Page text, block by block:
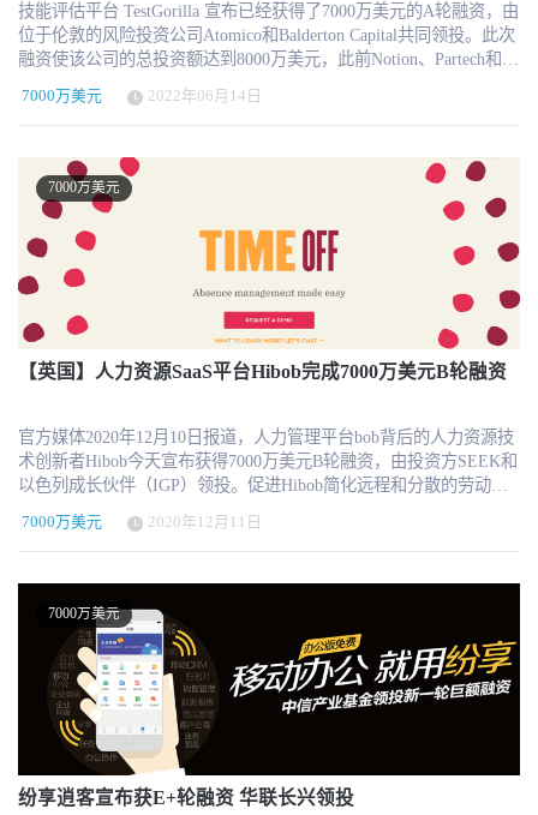
变员工的工作体验，良好的员工体验对于任何专注于业务增长的公
司来说都是至关重要的。" Norwest Venture Partners的管理合伙人和
Simpplr董事会成员Promod Haque说："随着企业越来越重视数字员工
体验，Simpplr的平台通过实时的人员洞察力和个性化的体验帮助企
化内容。Simpplr 每次都能在正确的上下文中学习并适应员工使用内
容。 以前所未有的方式了解您的员工。Simpplr AI能够提供有关员
工的热门话题、员工情绪的实时洞察，帮助改进整个组织的决策。
尽可能消除管理任务。Simpplr AI 可自动执行内容审核和整理、主
题建议和语言本地化等操作，以提高组织运营效率。 认识团队核心
成员 关于Simppl Simpplr将员工体验提升到了前所未有的水平。该平
台一直在利用人工智能技术学习如何提高每位员工的创新性和参与
度，让领导者更有信心地做出明智的决策。
技能评估平台 TestGorilla 宣布已经获得了7000万美元的A轮融资，由
位于伦敦的风险投资公司Atomico和Balderton Capital共同领投。此次
融资使该公司的总投资额达到8000万美元，此前Notion、Partech和
CapitalT也曾投资过该公司。Atomico的Luca Eisenstecken和Balderton
Capital的James Wise将加入董事会，作为本轮投资的一部分。
TestGorilla自2020年夏天推出以来，不到两年的时间，已经吸引了
5300多名客户。其中包括索尼、百事可乐、贝恩公司、Revolut、甲
骨文、H&M和英国国家卫生局。全球最大的软件市场G2最近将
TestGorilla列入其著名的2022年增长最快的五大软件产品名单。
TestGorilla由连续创业者Wouter Durville和前贝恩公司合伙人Otto
Verhage创立，通过让企业在候选人申请公开职位时立即使用技能评
估，使招聘过程更加公平、高效和数据驱动。 取代简历等老式方法
"在招聘过程中，招聘经理往往需要花几个小时来筛选不可靠、不完
整、主观的简历，"Durville说，"通过用220多个经过科学验证的测试
来取代简历，我们的平台有助于消除招聘偏见，创造一个公平的竞
争环境，让每个候选人都能在平等的条件下竞争。" TestGorilla在基
能的招聘有助于企业招聘顶尖人才和更多不同的候选人，更快、更
容易、更少的偏见风险。研究表明，工作的成功与多指标评估的关
联性最强，而简历和工作经验则是最薄弱的环节。 我们的平台迎合
了这一点，为企业提供了数百种就业前测试，使他们能够根据自己
邀请哪些候选人参加面试之前，通过比较他们的排名结果，能够客
观地评估申请人，这有助于消除招聘人员在筛选几十份简历时可能
出现的无意识偏见（他们平均花六秒钟阅读每份简历）。这使得员
工队伍更加多样化--TestGorilla自己的团队就是一个例子--研究还表
明，多样化的团队表现更好。 包括贝恩公司在内的客户取得了巨大
为筛选工具，帮助我们减少了底层30%的申请人，用更合格的候选人
取代他们，提高了我们后续几轮招聘的成功率。我们看到候选人在
TestGorilla评估中的表现与面试过程中的表现有很强的关联性，因此
我们相信TestGorilla能从大量的申请人中做出很好的初选。我很乐意
7000万美元 2022年06月14日
7000万美元
【英国】人力资源SaaS平台Hibob完成7000万美元B轮融资
官方媒体2020年12月10日报道，人力管理平台bob背后的人力资源技
术创新者Hibob今天宣布获得7000万美元B轮融资，由投资方SEEK和
以色列成长伙伴（IGP）领投。促进Hibob简化远程和分散的劳动力
的人员管理、文化建设和员工参与的使命的进展，这笔投资将使
Hibob推动更广泛的全球扩张，同时有助于Hibob产品的进一步发
展。 Hibob自2015年年底推出以来，迄今共筹集了1.24亿美元。最新
一轮融资是其在2019年进行的A+轮融资，投资方为Bessemer Venture
Partners、Battery Ventures、Eight Roads Ventures、Arbor Ventures、
Presidio Ventures、Entrée Capital、Cerca Partners和Perpetual
Investors，这些投资方均对本次募集的资金进行了追加投资。 Hibob
在2020年将实现三位数的同比增长，迅速成为市场的领导者，获得
了现代中型跨国企业的大力追捧。自公司推出以来，Hibob已经在美
国、欧洲和中东地区签下了一千多家客户，其中包括Monzo、
Revolut、Cazoo、Happy Socks、Ironsource、收款银行、Fiverr、
Gong和VaynerMedia等快速发展的公司，bob还与Slack、Microsoft
Teams和Mercer等第三方紧密集成。 人力资源技术市场已经存在了几
7000万美元 2020年12月11日
7000万美元
纷享逍客宣布获E+轮融资 华联长兴领投